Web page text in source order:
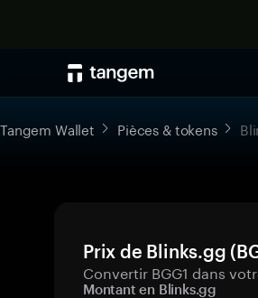
Tangem Wallet Pièces & tokens
Prix de Blinks.gg
Convertir BGG1 dans
Montant en Blinks.gg